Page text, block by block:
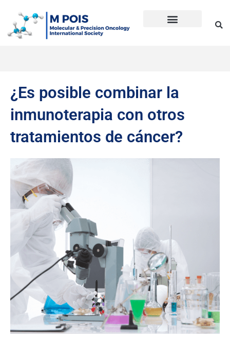
contenido
¿Es posible combinar la
inmunoterapia con otros
tratamientos de cáncer?